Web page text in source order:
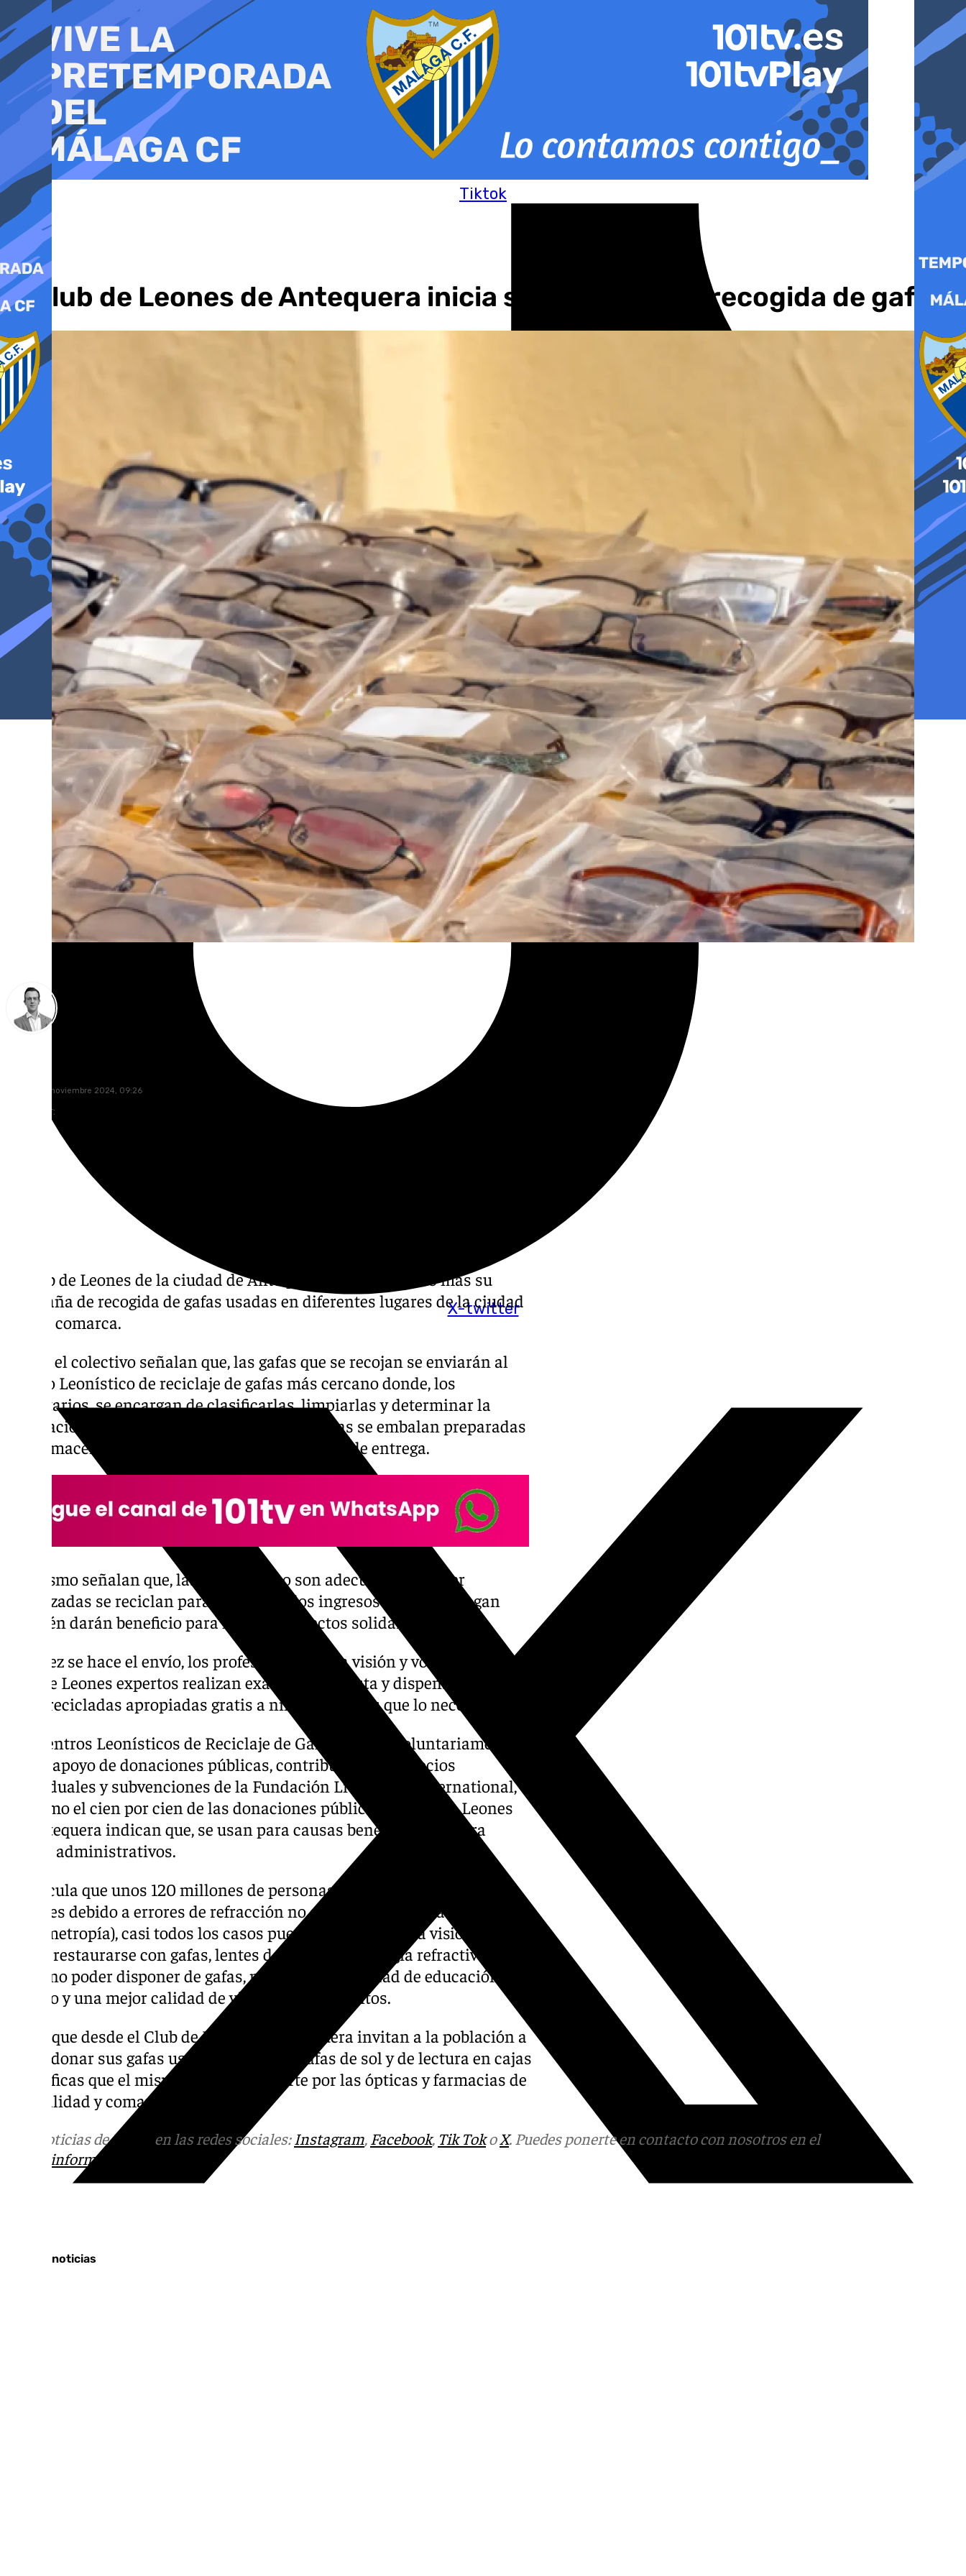
al
contenido
Tiktok
X-twitter
El club de Leones de Antequera inicia su campaña de recogida de gafas
viernes, 29 noviembre 2024, 09:26
Compartir:
El club de Leones de la ciudad de Antequera arranca un año más su
campaña de recogida de gafas usadas en diferentes lugares de la ciudad
y de la comarca.
Desde el colectivo señalan que, las gafas que se recojan se enviarán al
Centro Leonístico de reciclaje de gafas más cercano donde, los
voluntarios, se encargan de clasificarlas, limpiarlas y determinar la
graduación de las mismas. Tras ello, las mismas se embalan preparadas
y se almacenan para poderse enviar a misiones de entrega.
Asimismo señalan que, las gafas que no son adecuadas para ser
reutilizadas se reciclan para chatarra y, los ingresos que se obtengan
también darán beneficio para nuevos proyectos solidarios.
Una vez se hace el envío, los profesionales de la visión y voluntarios del
club de Leones expertos realizan exámenes de vista y dispensan las
gafas recicladas apropiadas gratis a niños y adultos que lo necesitan.
Los Centros Leonísticos de Reciclaje de Gafas operan voluntariamente
con el apoyo de donaciones públicas, contribuciones de socios
individuales y subvenciones de la Fundación Lions Club International,
así como el cien por cien de las donaciones públicas al Club de Leones
de Antequera indican que, se usan para causas benéficas y no para
gastos administrativos.
Se calcula que unos 120 millones de personas tienen deficiencias
visuales debido a errores de refracción no corregidos (miopía e
hipermetropía), casi todos los casos pueden corregirse y la visión normal
puede restaurarse con gafas, lentes de contacto o cirugía refractiva. Así
como no poder disponer de gafas, niega la oportunidad de educación,
empleo y una mejor calidad de vida a niños y adultos.
Por lo que desde el Club de Leones de Antequera invitan a la población a
poder donar sus gafas usadas, incluidas gafas de sol y de lectura en cajas
especificas que el mismo colectivo reparte por las ópticas y farmacias de
la localidad y comarca.
Más noticias de101TV en las redes sociales: Instagram, Facebook, Tik TokoX. Puedes ponerte en contacto con nosotros en el
informativos@101tv.es
Últimas noticias